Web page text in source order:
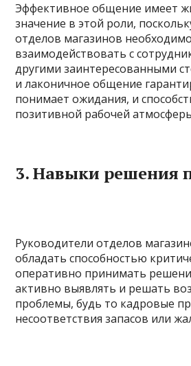
Эффективное общение имеет
значение в этой роли,
отделов магазинов необходимо
взаимодействовать с
другими заинтересованными
и лаконичное общение
понимает ожидания, и
позитивной рабочей
3.Навыки решения
Руководители отделов
обладать способностью
оперативно принимать
активно выявлять и решать
проблемы, будь то кадровые
несоответствия запасов или